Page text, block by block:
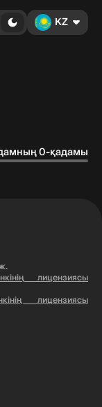
KZ
0-қадамы
лицензиясы
лицензиясы